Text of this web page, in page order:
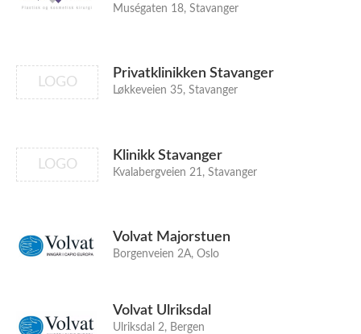
Muségaten 18, Stavanger
LOGO
Privatklinikken Stavanger
Løkkeveien 35, Stavanger
LOGO
Klinikk Stavanger
Kvalabergveien 21, Stavanger
Volvat Majorstuen
Borgenveien 2A, Oslo
Volvat Ulriksdal
Ulriksdal 2, Bergen